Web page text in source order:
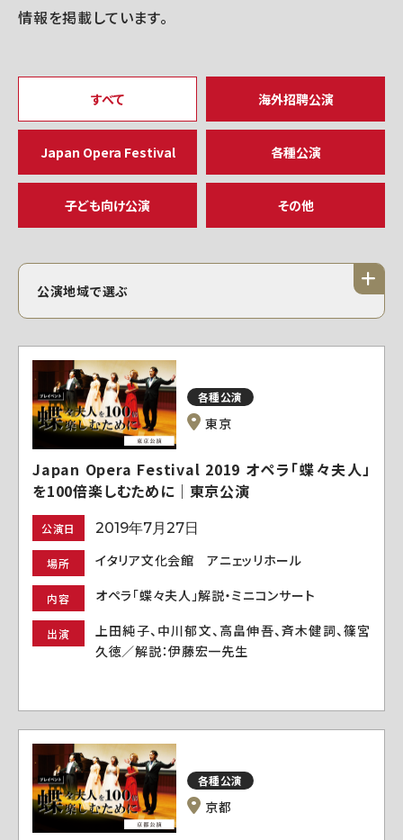
情報を掲載しています。
すべて 海外招聘公演
Japan Opera Festival 各種公演
子ども向け公演 その他
公演地域で選ぶ
各種公演
東京
Japan Opera Festival 2019 オペラ「蝶々夫人」
を100倍楽しむために｜東京公演
公演日 2019年7月27日
場所 イタリア文化会館 アニェッリホール
内容 オペラ「蝶々夫人」解説・ミニコンサート
出演
上田純子、中川郁文、高畠伸吾、斉木健詞、篠宮
久徳／解説：伊藤宏一先生
各種公演
京都